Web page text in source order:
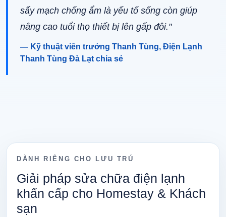
sấy mạch chống ẩm là yếu tố sống còn giúp
nâng cao tuổi thọ thiết bị lên gấp đôi."
— Kỹ thuật viên trưởng Thanh Tùng, Điện Lạnh
Thanh Tùng Đà Lạt chia sẻ
DÀNH RIÊNG CHO LƯU TRÚ
Giải pháp sửa chữa điện lạnh
khẩn cấp cho Homestay & Khách
sạn